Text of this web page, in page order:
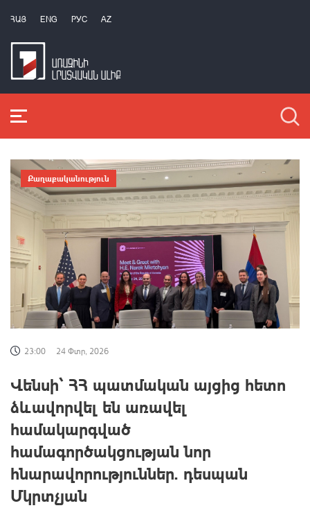
ՀԱՅ ENG РУС AZ
Քաղաքականություն
23:00 24 Փտր, 2026
Վենսի` ՀՀ պատմական այցից հետո
ձևավորվել են առավել
համակարգված
համագործակցության նոր
հնարավորություններ. դեսպան
Մկրտչյան